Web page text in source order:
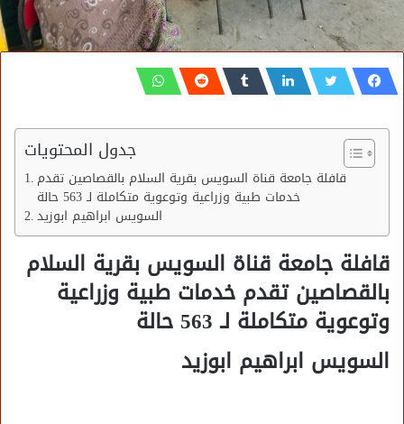
جدول المحتويات
قافلة جامعة قناة السويس بقرية السلام بالقصاصين تقدم
خدمات طبية وزراعية وتوعوية متكاملة لـ 563 حالة
السويس ابراهيم ابوزيد
قافلة جامعة قناة السويس بقرية السلام
بالقصاصين تقدم خدمات طبية وزراعية
وتوعوية متكاملة لـ 563 حالة
السويس ابراهيم ابوزيد